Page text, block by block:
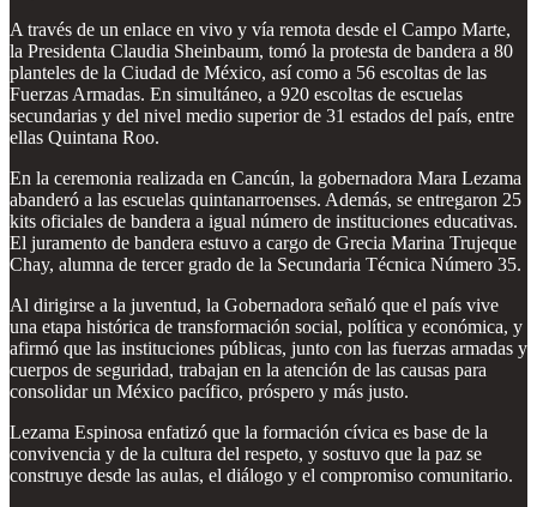
A través de un enlace en vivo y vía remota desde el Campo Marte,
la Presidenta Claudia Sheinbaum, tomó la protesta de bandera a 80
planteles de la Ciudad de México, así como a 56 escoltas de las
Fuerzas Armadas. En simultáneo, a 920 escoltas de escuelas
secundarias y del nivel medio superior de 31 estados del país, entre
ellas Quintana Roo.
En la ceremonia realizada en Cancún, la gobernadora Mara Lezama
abanderó a las escuelas quintanarroenses. Además, se entregaron 25
kits oficiales de bandera a igual número de instituciones educativas.
El juramento de bandera estuvo a cargo de Grecia Marina Trujeque
Chay, alumna de tercer grado de la Secundaria Técnica Número 35.
Al dirigirse a la juventud, la Gobernadora señaló que el país vive
una etapa histórica de transformación social, política y económica, y
afirmó que las instituciones públicas, junto con las fuerzas armadas y
cuerpos de seguridad, trabajan en la atención de las causas para
consolidar un México pacífico, próspero y más justo.
Lezama Espinosa enfatizó que la formación cívica es base de la
convivencia y de la cultura del respeto, y sostuvo que la paz se
construye desde las aulas, el diálogo y el compromiso comunitario.